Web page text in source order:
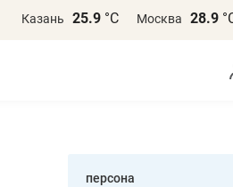
Казань 25.9 °С Москва 28.9
персона